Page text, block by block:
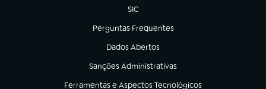
SIC
(abre em nova aba)
Perguntas Frequentes
(abre em nova aba)
Dados Abertos
(abre em nova aba)
Sanções Administrativas
(abre em nova aba)
Ferramentas e Aspectos Tecnológicos